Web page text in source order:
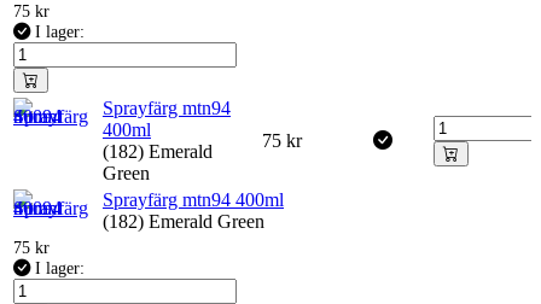
75 kr
I lager:
Sprayfärg mtn94
400ml
(182) Emerald
Green
75 kr
Sprayfärg mtn94 400ml
(182) Emerald Green
75 kr
I lager: